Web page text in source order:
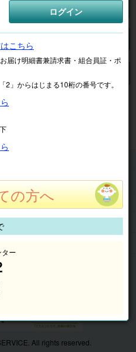
検索
品は、お取扱いしておりません。
All rights reserved.
ログイン
こちら
届け明細書兼請求書・組合員証・ポ
2」からはじまる10桁の番号です。
の方へ
ー